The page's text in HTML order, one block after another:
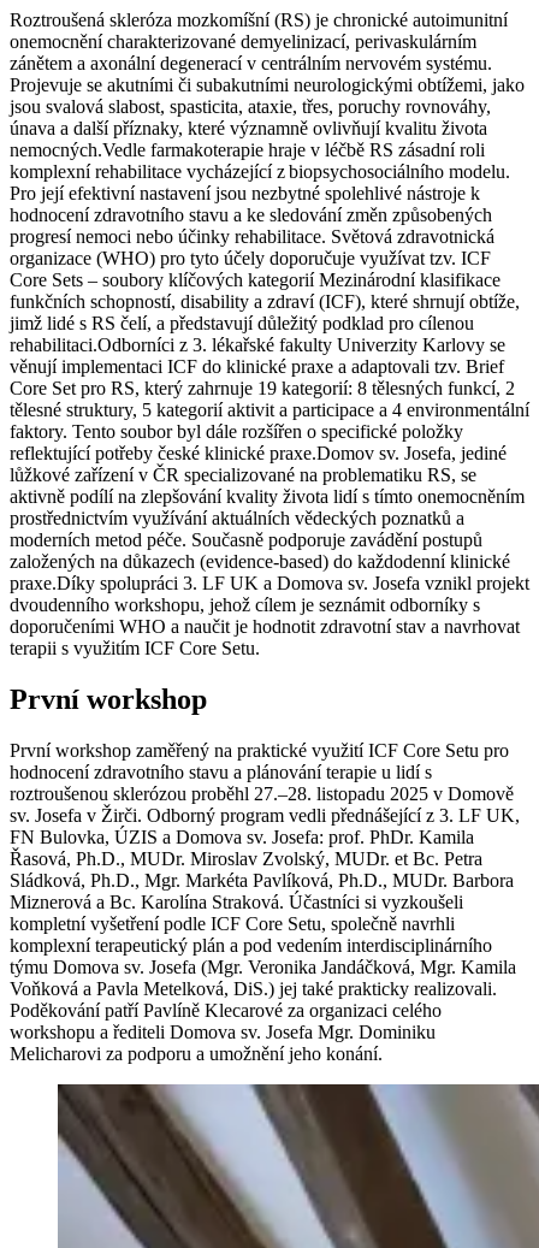
Roztroušená skleróza mozkomíšní (RS) je chronické autoimunitní
onemocnění charakterizované demyelinizací, perivaskulárním
zánětem a axonální degenerací v centrálním nervovém systému.
Projevuje se akutními či subakutními neurologickými obtížemi, jako
jsou svalová slabost, spasticita, ataxie, třes, poruchy rovnováhy,
únava a další příznaky, které významně ovlivňují kvalitu života
nemocných.Vedle farmakoterapie hraje v léčbě RS zásadní roli
komplexní rehabilitace vycházející z biopsychosociálního modelu.
Pro její efektivní nastavení jsou nezbytné spolehlivé nástroje k
hodnocení zdravotního stavu a ke sledování změn způsobených
progresí nemoci nebo účinky rehabilitace. Světová zdravotnická
organizace (WHO) pro tyto účely doporučuje využívat tzv. ICF
Core Sets – soubory klíčových kategorií Mezinárodní klasifikace
funkčních schopností, disability a zdraví (ICF), které shrnují obtíže,
jimž lidé s RS čelí, a představují důležitý podklad pro cílenou
rehabilitaci.Odborníci z 3. lékařské fakulty Univerzity Karlovy se
věnují implementaci ICF do klinické praxe a adaptovali tzv. Brief
Core Set pro RS, který zahrnuje 19 kategorií: 8 tělesných funkcí, 2
tělesné struktury, 5 kategorií aktivit a participace a 4 environmentální
faktory. Tento soubor byl dále rozšířen o specifické položky
reflektující potřeby české klinické praxe.Domov sv. Josefa, jediné
lůžkové zařízení v ČR specializované na problematiku RS, se
aktivně podílí na zlepšování kvality života lidí s tímto onemocněním
prostřednictvím využívání aktuálních vědeckých poznatků a
moderních metod péče. Současně podporuje zavádění postupů
založených na důkazech (evidence-based) do každodenní klinické
praxe.Díky spolupráci 3. LF UK a Domova sv. Josefa vznikl projekt
dvoudenního workshopu, jehož cílem je seznámit odborníky s
doporučeními WHO a naučit je hodnotit zdravotní stav a navrhovat
terapii s využitím ICF Core Setu.
První workshop
První workshop zaměřený na praktické využití ICF Core Setu pro
hodnocení zdravotního stavu a plánování terapie u lidí s
roztroušenou sklerózou proběhl 27.–28. listopadu 2025 v Domově
sv. Josefa v Žirči. Odborný program vedli přednášející z 3. LF UK,
FN Bulovka, ÚZIS a Domova sv. Josefa: prof. PhDr. Kamila
Řasová, Ph.D., MUDr. Miroslav Zvolský, MUDr. et Bc. Petra
Sládková, Ph.D., Mgr. Markéta Pavlíková, Ph.D., MUDr. Barbora
Miznerová a Bc. Karolína Straková. Účastníci si vyzkoušeli
kompletní vyšetření podle ICF Core Setu, společně navrhli
komplexní terapeutický plán a pod vedením interdisciplinárního
týmu Domova sv. Josefa (Mgr. Veronika Jandáčková, Mgr. Kamila
Voňková a Pavla Metelková, DiS.) jej také prakticky realizovali.
Poděkování patří Pavlíně Klecarové za organizaci celého
workshopu a řediteli Domova sv. Josefa Mgr. Dominiku
Melicharovi za podporu a umožnění jeho konání.